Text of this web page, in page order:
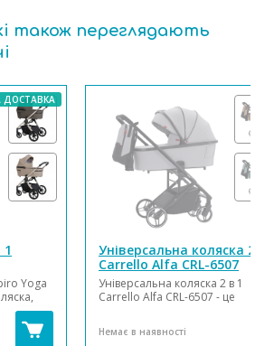
також переглядають
ДОСТАВКА
Yoga
Універсальна коляска
Carrello Alfa CRL-6507
Універсальна коляска 2 в 1
Carrello Alfa CRL-6507 - це
задовольнити запити
Немає в наявності